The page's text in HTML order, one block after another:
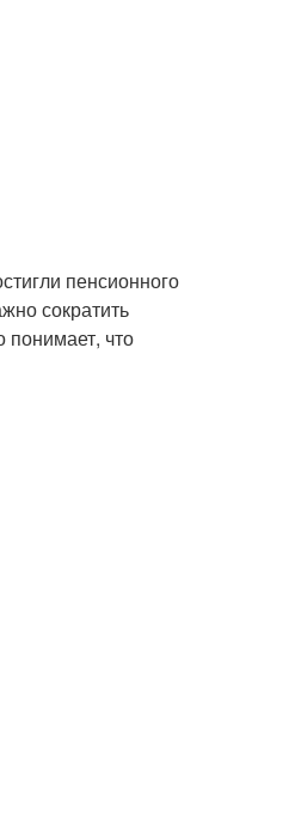
пенсионного
сократить
понимает, что